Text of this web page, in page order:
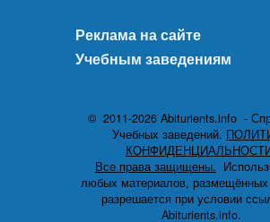
Реклама на сайте
Учебным заведениям
© 2011-2026 Abiturients.info -
Учебных заведений.
Все права защищены.
любых материалов, размещённых
разрешается при условии
Abiturients.info.